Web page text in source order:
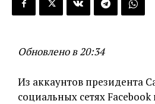
Обновлено в 20:34
Из аккаунтов президента
социальных сетях